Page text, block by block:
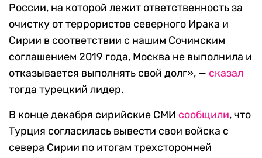
России, на которой лежит ответственность за
очистку от террористов северного Ирака и
Сирии в соответствии с нашим Сочинским
соглашением 2019 года, Москва не выполнила и
отказывается выполнять свой долг», — сказал
тогда турецкий лидер.
В конце декабря сирийские СМИ сообщили, что
Турция согласилась вывести свои войска с
севера Сирии по итогам трехсторонней